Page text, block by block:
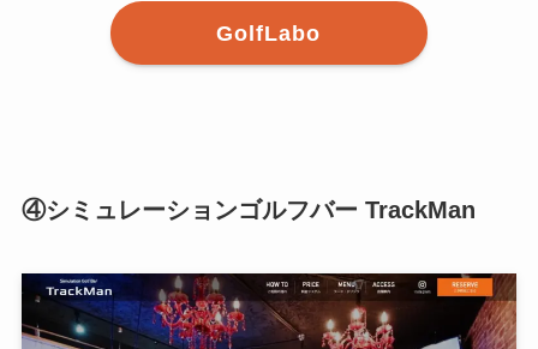
GolfLabo
④シミュレーションゴルフバー TrackMan